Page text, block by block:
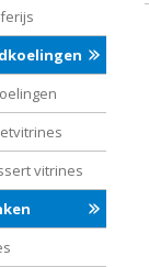
vitrines